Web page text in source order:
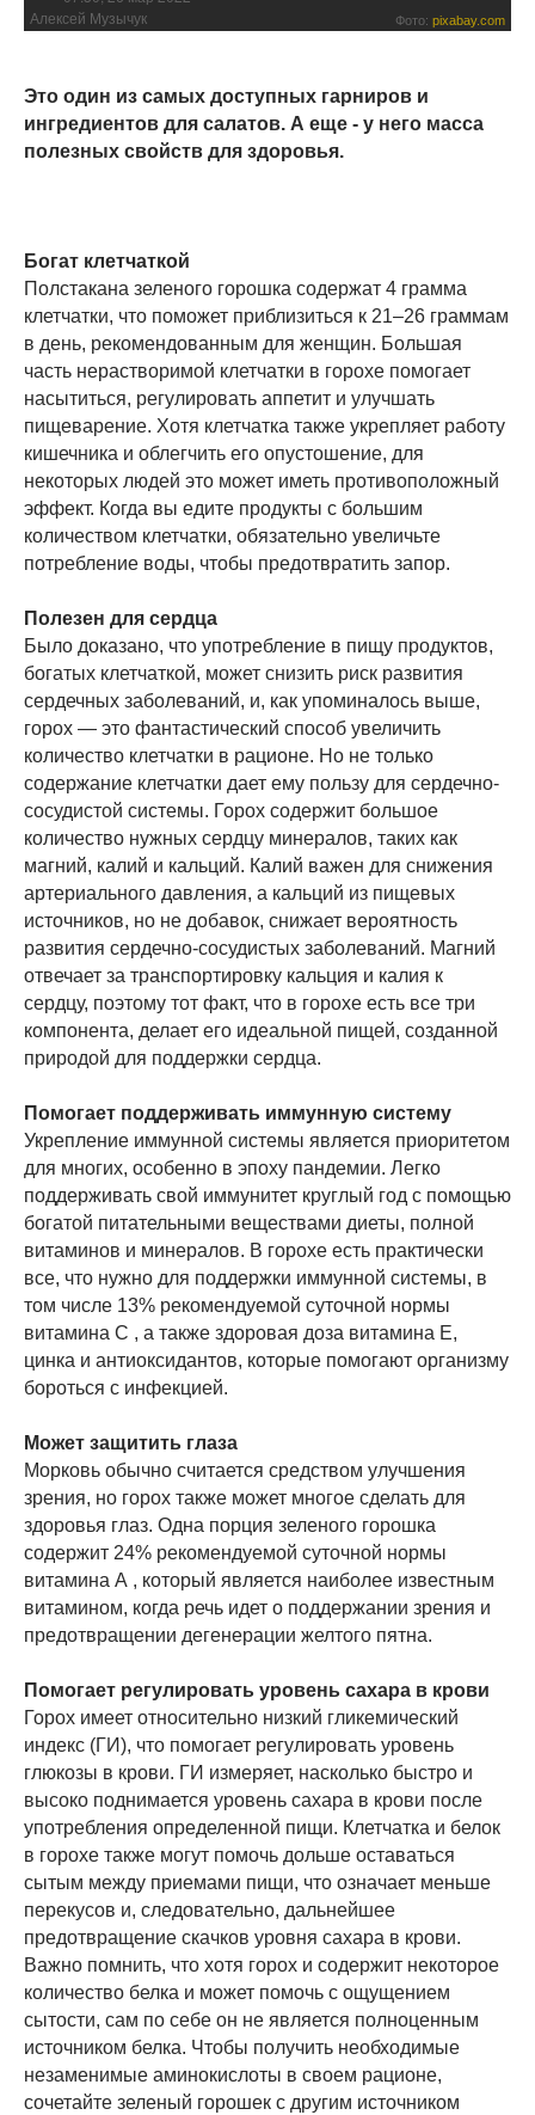
Алексей Музычук Фото: pixabay.com
Это один из самых доступных гарниров и
ингредиентов для салатов. А еще - у него масса
полезных свойств для здоровья.
Богат клетчаткой
Полстакана зеленого горошка содержат 4 грамма
клетчатки, что поможет приблизиться к 21–26 граммам
в день, рекомендованным для женщин. Большая
часть нерастворимой клетчатки в горохе помогает
насытиться, регулировать аппетит и улучшать
пищеварение. Хотя клетчатка также укрепляет работу
кишечника и облегчить его опустошение, для
некоторых людей это может иметь противоположный
эффект. Когда вы едите продукты с большим
количеством клетчатки, обязательно увеличьте
потребление воды, чтобы предотвратить запор.
Полезен для сердца
Было доказано, что употребление в пищу продуктов,
богатых клетчаткой, может снизить риск развития
сердечных заболеваний, и, как упоминалось выше,
горох — это фантастический способ увеличить
количество клетчатки в рационе. Но не только
содержание клетчатки дает ему пользу для сердечно-
сосудистой системы. Горох содержит большое
количество нужных сердцу минералов, таких как
магний, калий и кальций. Калий важен для снижения
артериального давления, а кальций из пищевых
источников, но не добавок, снижает вероятность
развития сердечно-сосудистых заболеваний. Магний
отвечает за транспортировку кальция и калия к
сердцу, поэтому тот факт, что в горохе есть все три
компонента, делает его идеальной пищей, созданной
природой для поддержки сердца.
Помогает поддерживать иммунную систему
Укрепление иммунной системы является приоритетом
для многих, особенно в эпоху пандемии. Легко
поддерживать свой иммунитет круглый год с помощью
богатой питательными веществами диеты, полной
витаминов и минералов. В горохе есть практически
все, что нужно для поддержки иммунной системы, в
том числе 13% рекомендуемой суточной нормы
витамина С , а также здоровая доза витамина Е,
цинка и антиоксидантов, которые помогают организму
бороться с инфекцией.
Может защитить глаза
Морковь обычно считается средством улучшения
зрения, но горох также может многое сделать для
здоровья глаз. Одна порция зеленого горошка
содержит 24% рекомендуемой суточной нормы
витамина А , который является наиболее известным
витамином, когда речь идет о поддержании зрения и
предотвращении дегенерации желтого пятна.
Помогает регулировать уровень сахара в крови
Горох имеет относительно низкий гликемический
индекс (ГИ), что помогает регулировать уровень
глюкозы в крови. ГИ измеряет, насколько быстро и
высоко поднимается уровень сахара в крови после
употребления определенной пищи. Клетчатка и белок
в горохе также могут помочь дольше оставаться
сытым между приемами пищи, что означает меньше
перекусов и, следовательно, дальнейшее
предотвращение скачков уровня сахара в крови.
Важно помнить, что хотя горох и содержит некоторое
количество белка и может помочь с ощущением
сытости, сам по себе он не является полноценным
источником белка. Чтобы получить необходимые
незаменимые аминокислоты в своем рационе,
сочетайте зеленый горошек с другим источником